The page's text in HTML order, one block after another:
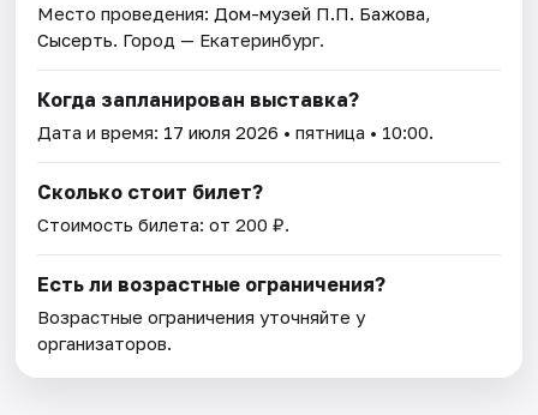
Место проведения: Дом-музей П.П. Бажова,
Сысерть. Город — Екатеринбург.
Когда запланирован выставка?
Дата и время: 17 июля 2026 • пятница • 10:00.
Сколько стоит билет?
Стоимость билета: от 200 ₽.
Есть ли возрастные ограничения?
Возрастные ограничения уточняйте у
организаторов.